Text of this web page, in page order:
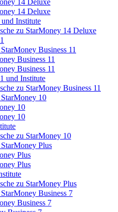
14 Deluxe
14 Deluxe
Institute
zu StarMoney 14 Deluxe
Business 11
Business 11
Business 11
und Institute
zu StarMoney Business 11
10
10
10
zu StarMoney 10
Plus
Plus
Plus
zu StarMoney Plus
Business 7
Business 7